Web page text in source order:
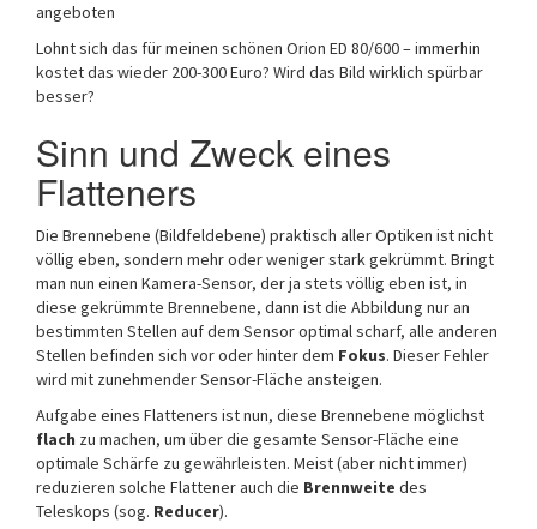
angeboten
Lohnt sich das für meinen schönen Orion ED 80/600 – immerhin
kostet das wieder 200-300 Euro? Wird das Bild wirklich spürbar
besser?
Sinn und Zweck eines
Flatteners
Die Brennebene (Bildfeldebene) praktisch aller Optiken ist nicht
völlig eben, sondern mehr oder weniger stark gekrümmt. Bringt
man nun einen Kamera-Sensor, der ja stets völlig eben ist, in
diese gekrümmte Brennebene, dann ist die Abbildung nur an
bestimmten Stellen auf dem Sensor optimal scharf, alle anderen
Stellen befinden sich vor oder hinter dem Fokus. Dieser Fehler
wird mit zunehmender Sensor-Fläche ansteigen.
Aufgabe eines Flatteners ist nun, diese Brennebene möglichst
flach zu machen, um über die gesamte Sensor-Fläche eine
optimale Schärfe zu gewährleisten. Meist (aber nicht immer)
reduzieren solche Flattener auch die Brennweite des
Teleskops (sog. Reducer).